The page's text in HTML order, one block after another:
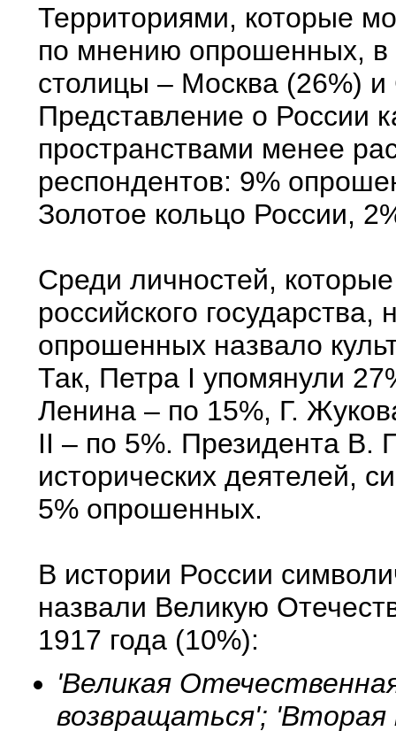
Территориями, которые
по мнению опрошенных, в
столицы – Москва (26%) и
Представление о России
пространствами менее
респондентов: 9%
Золотое кольцо России,
Среди личностей,
российского
опрошенных назвало
Так, Петра I упомянули
Ленина – по 15%, Г.
II – по 5%. Президента В.
исторических деятелей,
5% опрошенных.
В истории России
назвали Великую
1917 года (10%):
'Великая
возвращаться'; 'Вторая